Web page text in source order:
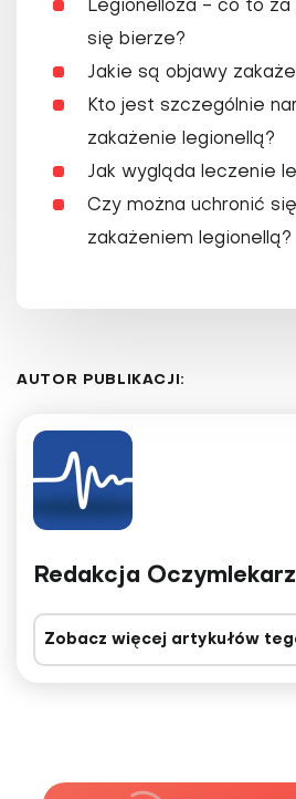
Legionelloza - co to za
się bierze?
Jakie są objawy
Kto jest szczególnie
zakażenie legionellą?
Jak wygląda leczenie
Czy można uchronić
zakażeniem legionellą?
AUTOR PUBLIKACJI:
Redakcja
Zobacz więcej artykułów